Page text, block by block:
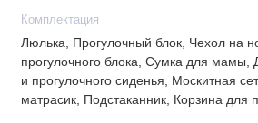
Комплектация
Люлька, Прогулочный блок, Чехол на
прогулочного блока, Сумка для мамы,
и прогулочного сиденья, Москитная
матрасик, Подстаканник, Корзина для